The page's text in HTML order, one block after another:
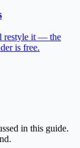
restyle it — the
is free.
in this guide.